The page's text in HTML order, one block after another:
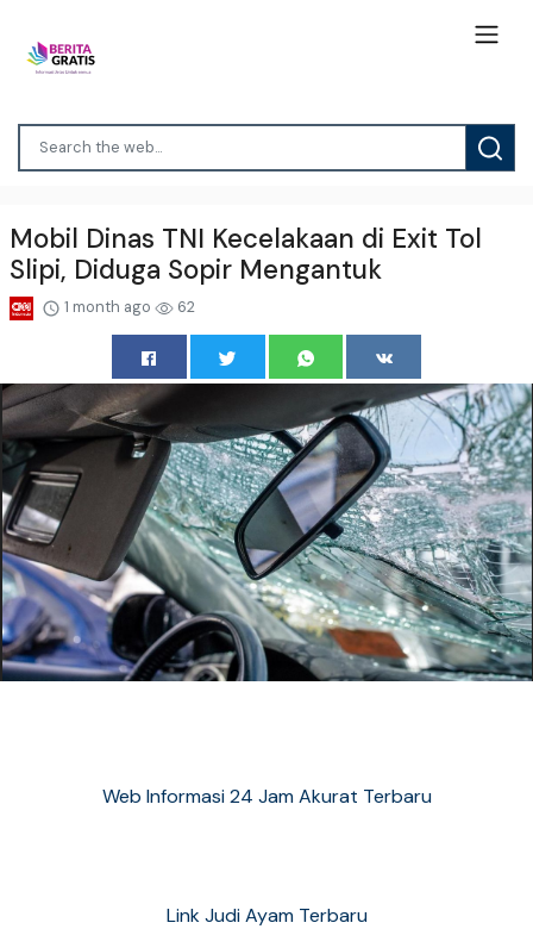
Mobil Dinas TNI Kecelakaan di Exit Tol
Slipi, Diduga Sopir Mengantuk
1 month ago 62
Web Informasi 24 Jam Akurat Terbaru
Link Judi Ayam Terbaru